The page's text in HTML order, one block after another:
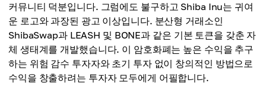
커뮤니티 덕분입니다. 그럼에도 불구하고 Shiba Inu는 귀여
운 로고와 과장된 광고 이상입니다. 분산형 거래소인
ShibaSwap과 LEASH 및 BONE과 같은 기본 토큰을 갖춘 자
체 생태계를 개발했습니다. 이 암호화폐는 높은 수익을 추구
하는 위험 감수 투자자와 초기 투자 없이 창의적인 방법으로
수익을 창출하려는 투자자 모두에게 어필합니다.